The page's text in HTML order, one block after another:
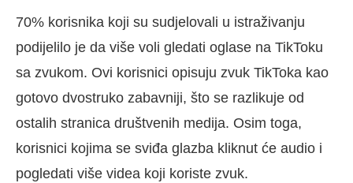
70% korisnika koji su sudjelovali u istraživanju
podijelilo je da više voli gledati oglase na TikToku
sa zvukom. Ovi korisnici opisuju zvuk TikToka kao
gotovo dvostruko zabavniji, što se razlikuje od
ostalih stranica društvenih medija. Osim toga,
korisnici kojima se sviđa glazba kliknut će audio i
pogledati više videa koji koriste zvuk.